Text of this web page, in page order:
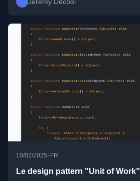
Jérémy Decool
10/02/2025•FR
Le design pattern "Unit of Work"